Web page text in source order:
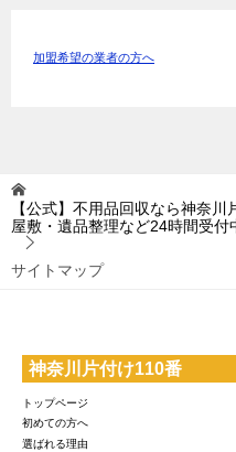
加盟希望の業者の方へ
【公式】不用品回収なら神奈
屋敷・遺品整理など24時間受付
サイトマップ
神奈川片付け110番
トップページ
初めての方へ
選ばれる理由